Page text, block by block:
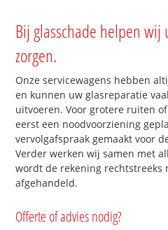
Bij glasschade helpen wij
zorgen.
Onze servicewagens hebben
en kunnen uw glasreparatie
uitvoeren. Voor grotere ruiten
eerst een noodvoorziening
vervolgafspraak gemaakt voor
Verder werken wij samen met
wordt de rekening rechtstreeks
afgehandeld.
Offerte of advies nodig?